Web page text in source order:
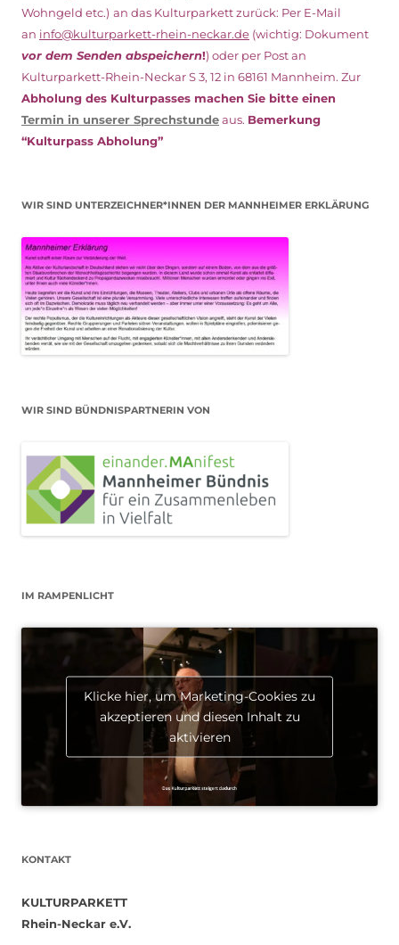
Wohngeld etc.) an das Kulturparkett zurück: Per E-Mail
an info@kulturparkett-rhein-neckar.de (wichtig: Dokument
vor dem Senden abspeichern!) oder per Post an
Kulturparkett-Rhein-Neckar S 3, 12 in 68161 Mannheim. Zur
Abholung des Kulturpasses machen Sie bitte einen
Termin in unserer Sprechstundeaus. Bemerkung
“Kulturpass Abholung”
WIR SIND UNTERZEICHNER*INNEN DER MANNHEIMER ERKLÄRUNG
WIR SIND BÜNDNISPARTNERIN VON
IM RAMPENLICHT
Klicke hier, um Marketing-Cookies zu
akzeptieren und diesen Inhalt zu
aktivieren
KONTAKT
KULTURPARKETT
Rhein-Neckar e.V.